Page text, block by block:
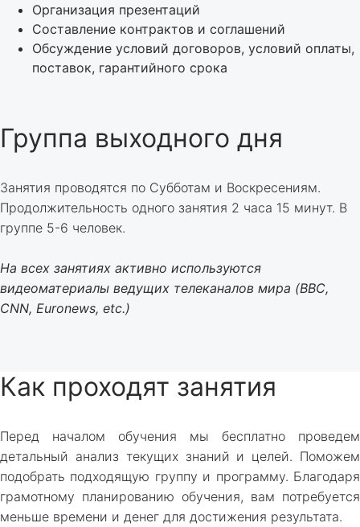
Организация презентаций
Составление контрактов и соглашений
Обсуждение условий договоров, условий оплаты,
поставок, гарантийного срока
Группа выходного дня
Занятия проводятся по Субботам и Воскресениям.
Продолжительность одного занятия 2 часа 15 минут. В
группе 5-6 человек.
На всех занятиях активно используются
видеоматериалы ведущих телеканалов мира (BBC,
CNN, Euronews, etc.)
Как проходят занятия
Перед началом обучения мы бесплатно проведем
детальный анализ текущих знаний и целей. Поможем
подобрать подходящую группу и программу. Благодаря
грамотному планированию обучения, вам потребуется
меньше времени и денег для достижения результата.